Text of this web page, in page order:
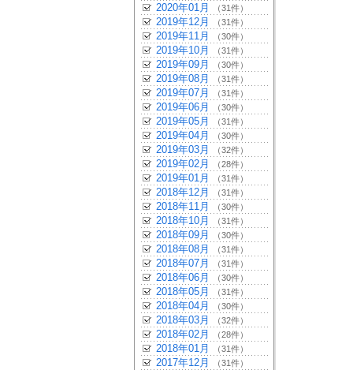
2020年01月 （31件）
2019年12月 （31件）
2019年11月 （30件）
2019年10月 （31件）
2019年09月 （30件）
2019年08月 （31件）
2019年07月 （31件）
2019年06月 （30件）
2019年05月 （31件）
2019年04月 （30件）
2019年03月 （32件）
2019年02月 （28件）
2019年01月 （31件）
2018年12月 （31件）
2018年11月 （30件）
2018年10月 （31件）
2018年09月 （30件）
2018年08月 （31件）
2018年07月 （31件）
2018年06月 （30件）
2018年05月 （31件）
2018年04月 （30件）
2018年03月 （32件）
2018年02月 （28件）
2018年01月 （31件）
2017年12月 （31件）